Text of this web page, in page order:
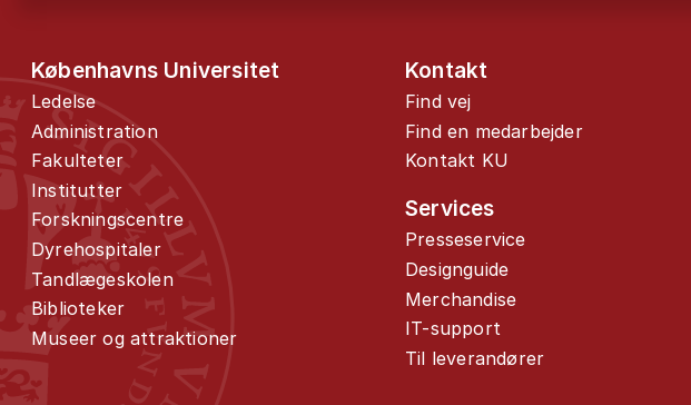
Københavns Universitet
Ledelse
Administration
Fakulteter
Institutter
Forskningscentre
Dyrehospitaler
Tandlægeskolen
Biblioteker
Museer og attraktioner
Kontakt
Find vej
Find en medarbejder
Kontakt KU
Services
Presseservice
Designguide
Merchandise
IT-support
Til leverandører